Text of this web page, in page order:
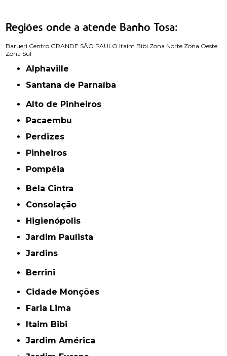
Regiões onde a atende Banho Tosa:
Barueri Centro GRANDE SÃO PAULO Itaim Bibi Zona Norte Zona Oeste
Zona Sul
Alphaville
Santana de Parnaíba
Alto de Pinheiros
Pacaembu
Perdizes
Pinheiros
Pompéia
Bela Cintra
Consolação
Higienópolis
Jardim Paulista
Jardins
Berrini
Cidade Monções
Faria Lima
Itaim Bibi
Jardim América